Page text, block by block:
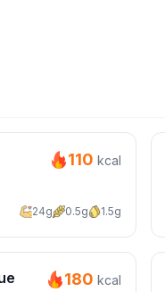
110 kcal
24g 0.5g 1.5g
180 kcal